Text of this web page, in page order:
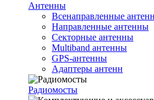
Антенны
Всенаправленные
Направленные антенны
Секторные антенны
Multiband антенны
GPS-антенны
Адаптеры антенн
Радиомосты